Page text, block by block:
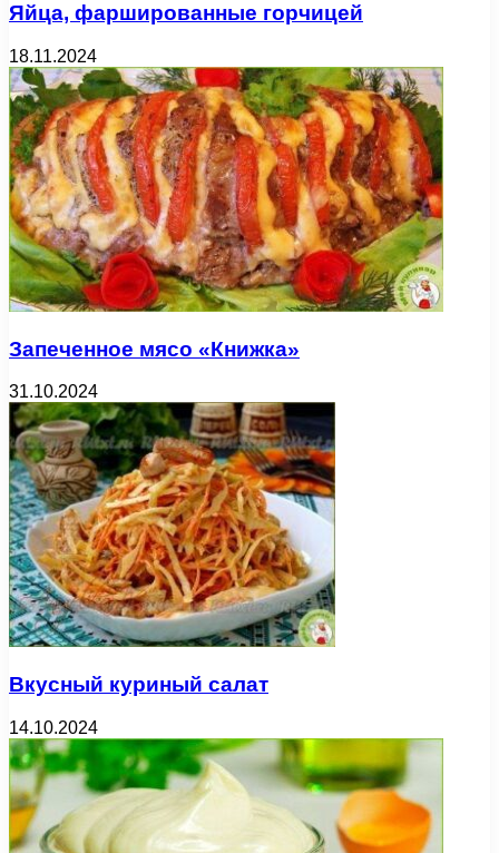
Яйца, фаршированные горчицей
18.11.2024
Запеченное мясо «Книжка»
31.10.2024
Вкусный куриный салат
14.10.2024